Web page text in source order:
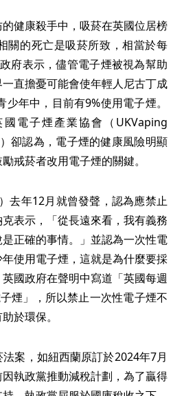
健康殺手中，吸菸在英國位居榜
關的死亡是吸菸所致，相當於每
府表示，儘管電子煙被視為幫助
直擔憂可能會使年輕人尼古丁成
年中，目前有9%使用電子煙。
電子煙產業協會（UKVaping
卻認為，電子煙的健康風險明顯
戒菸者改用電子煙的關鍵。
去年12月就曾發聲，認為應禁止
表示，「從長遠來看，我有義務
正確的事情。」並認為一次性電
使用電子煙，這就是為什麼要採
國政府在聲明中寫道「英國每週
煙」，所以禁止一次性電子煙不
於環保。
案，如紐西蘭原訂於2024年7月
執政黨推動減稅計劃，為了贏得